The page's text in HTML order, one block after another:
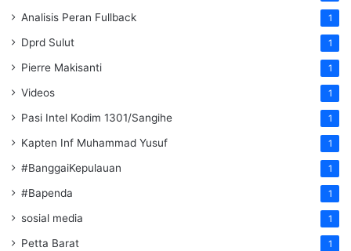
Analisis Peran Fullback 1
Dprd Sulut 1
Pierre Makisanti 1
Videos 1
Pasi Intel Kodim 1301/Sangihe 1
Kapten Inf Muhammad Yusuf 1
#BanggaiKepulauan 1
#Bapenda 1
sosial media 1
Petta Barat 1